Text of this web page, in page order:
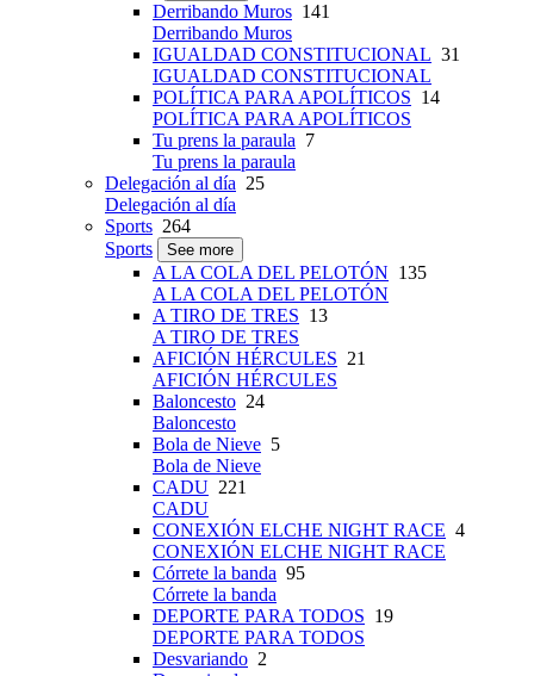
Derribando Muros 141
Derribando Muros
IGUALDAD CONSTITUCIONAL 31
IGUALDAD CONSTITUCIONAL
POLÍTICA PARA APOLÍTICOS 14
POLÍTICA PARA APOLÍTICOS
Tu prens la paraula 7
Tu prens la paraula
Delegación al día 25
Delegación al día
Sports 264
Sports
See more
A LA COLA DEL PELOTÓN 135
A LA COLA DEL PELOTÓN
A TIRO DE TRES 13
A TIRO DE TRES
AFICIÓN HÉRCULES 21
AFICIÓN HÉRCULES
Baloncesto 24
Baloncesto
Bola de Nieve 5
Bola de Nieve
CADU 221
CADU
CONEXIÓN ELCHE NIGHT RACE 4
CONEXIÓN ELCHE NIGHT RACE
Córrete la banda 95
Córrete la banda
DEPORTE PARA TODOS 19
DEPORTE PARA TODOS
Desvariando 2